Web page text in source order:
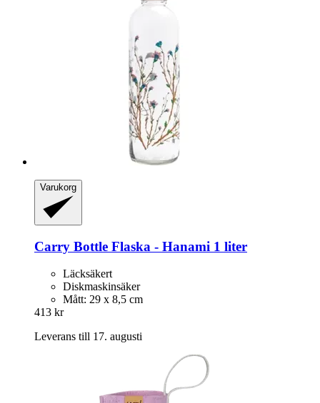
Varukorg
Carry Bottle Flaska -​ Hanami 1 liter
Läcksäkert
Diskmaskinsäker
Mått: 29 x 8,5 cm
413 kr
Leverans till 17. augusti